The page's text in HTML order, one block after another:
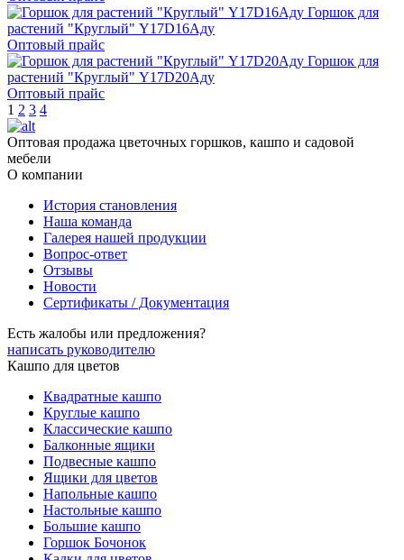
Горшок для
растений "Круглый" Y17D16Aду
Оптовый прайс
Горшок для
растений "Круглый" Y17D20Aду
Оптовый прайс
1 2 3 4
Оптовая продажа цветочных горшков, кашпо и садовой
мебели
О компании
История становления
Наша команда
Галерея нашей продукции
Вопрос-ответ
Отзывы
Новости
Сертификаты / Документация
Есть жалобы или предложения?
написать руководителю
Кашпо для цветов
Квадратные кашпо
Круглые кашпо
Классические кашпо
Балконные ящики
Подвесные кашпо
Ящики для цветов
Напольные кашпо
Настольные кашпо
Большие кашпо
Горшок Бочонок